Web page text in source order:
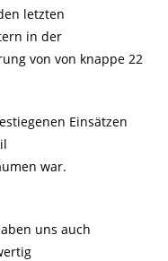
letzten
in der
von von knappe 22
Einsätzen
war.
uns auch